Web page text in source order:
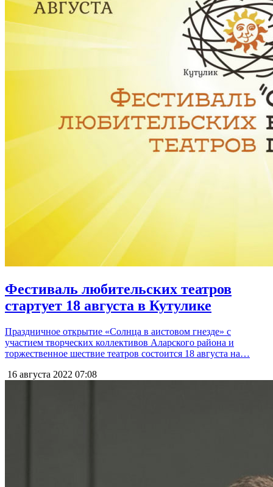
Фестиваль любительских театров
стартует 18 августа в Кутулике
Праздничное открытие «Солнца в аистовом гнезде» с
участием творческих коллективов Аларского района и
торжественное шествие театров состоится 18 августа на…
16 августа 2022 07:08